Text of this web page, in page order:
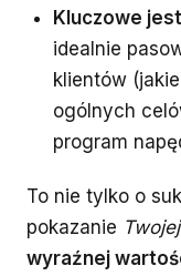
Kluczowe
idealnie
klientów
ogólnych
program
To nie tylko o
pokazanie Twojej
wyraźnej